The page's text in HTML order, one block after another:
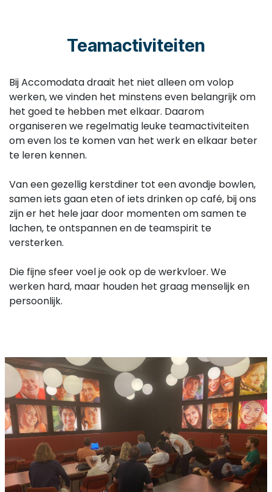
Teamactiviteiten
Bij Accomodata draait het niet alleen om volop
werken, we vinden het minstens even belangrijk om
het goed te hebben met elkaar. Daarom
organiseren we regelmatig leuke teamactiviteiten
om even los te komen van het werk en elkaar beter
te leren kennen.
Van een gezellig kerstdiner tot een avondje bowlen,
samen iets gaan eten of iets drinken op café, bij ons
zijn er het hele jaar door momenten om samen te
lachen, te ontspannen en de teamspirit te
versterken.
Die fijne sfeer voel je ook op de werkvloer. We
werken hard, maar houden het graag menselijk en
persoonlijk.